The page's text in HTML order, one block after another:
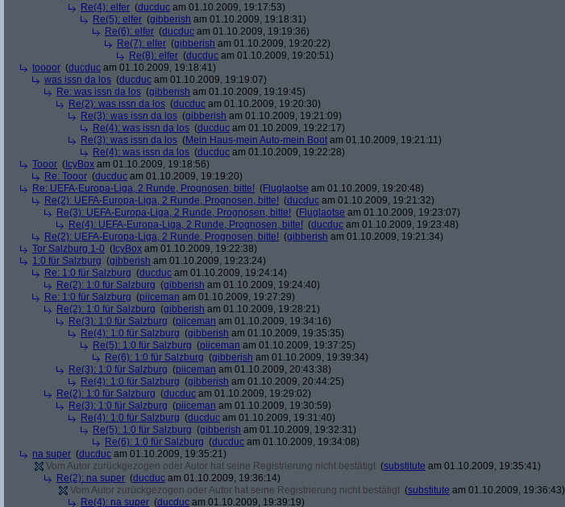
Re(4): elfer (ducduc am 01.10.2009, 19:17:53)
Re(5): elfer (gibberish am 01.10.2009, 19:18:31)
Re(6): elfer (ducduc am 01.10.2009, 19:19:36)
Re(7): elfer (gibberish am 01.10.2009, 19:20:22)
Re(8): elfer (ducduc am 01.10.2009, 19:20:51)
toooor (ducduc am 01.10.2009, 19:18:41)
was issn da los (ducduc am 01.10.2009, 19:19:07)
Re: was issn da los (gibberish am 01.10.2009, 19:19:45)
Re(2): was issn da los (ducduc am 01.10.2009, 19:20:30)
Re(3): was issn da los (gibberish am 01.10.2009, 19:21:09)
Re(4): was issn da los (ducduc am 01.10.2009, 19:22:17)
Re(3): was issn da los (Mein Haus-mein Auto-mein Boot am 01.10.2009, 19:21:11)
Re(4): was issn da los (ducduc am 01.10.2009, 19:22:28)
Tooor ( IcyBox am 01.10.2009, 19:18:56)
Re: Tooor (ducduc am 01.10.2009, 19:19:20)
Re: UEFA-Europa-Liga, 2 Runde, Prognosen, bitte! (Fluglaotse am 01.10.2009, 19:20:48)
Re(2): UEFA-Europa-Liga, 2 Runde, Prognosen, bitte! (ducduc am 01.10.2009, 19:21:32)
Re(3): UEFA-Europa-Liga, 2 Runde, Prognosen, bitte! (Fluglaotse am 01.10.2009, 19:23:07)
Re(4): UEFA-Europa-Liga, 2 Runde, Prognosen, bitte! (ducduc am 01.10.2009, 19:23:48)
Re(2): UEFA-Europa-Liga, 2 Runde, Prognosen, bitte! (gibberish am 01.10.2009, 19:21:34)
Tor Salzburg 1-0 ( IcyBox am 01.10.2009, 19:22:38)
1:0 für Salzburg (gibberish am 01.10.2009, 19:23:24)
Re: 1:0 für Salzburg (ducduc am 01.10.2009, 19:24:14)
Re(2): 1:0 für Salzburg (gibberish am 01.10.2009, 19:24:40)
Re: 1:0 für Salzburg (piiceman am 01.10.2009, 19:27:29)
Re(2): 1:0 für Salzburg (gibberish am 01.10.2009, 19:28:21)
Re(3): 1:0 für Salzburg (piiceman am 01.10.2009, 19:34:16)
Re(4): 1:0 für Salzburg (gibberish am 01.10.2009, 19:35:35)
Re(5): 1:0 für Salzburg (piiceman am 01.10.2009, 19:37:25)
Re(6): 1:0 für Salzburg (gibberish am 01.10.2009, 19:39:34)
Re(3): 1:0 für Salzburg (piiceman am 01.10.2009, 20:43:38)
Re(4): 1:0 für Salzburg (gibberish am 01.10.2009, 20:44:25)
Re(2): 1:0 für Salzburg (ducduc am 01.10.2009, 19:29:02)
Re(3): 1:0 für Salzburg (piiceman am 01.10.2009, 19:30:59)
Re(4): 1:0 für Salzburg (ducduc am 01.10.2009, 19:31:40)
Re(5): 1:0 für Salzburg (gibberish am 01.10.2009, 19:32:31)
Re(6): 1:0 für Salzburg (ducduc am 01.10.2009, 19:34:08)
na super (ducduc am 01.10.2009, 19:35:21)
Vom Autor zurückgezogen oder Autor hat seine Registrierung nicht bestätigt (substitute am 01.10.2009, 19:35:41)
Re(2): na super (ducduc am 01.10.2009, 19:36:14)
Vom Autor zurückgezogen oder Autor hat seine Registrierung nicht bestätigt (substitute am 01.10.2009, 19:36:43)
Re(4): na super (ducduc am 01.10.2009, 19:39:19)